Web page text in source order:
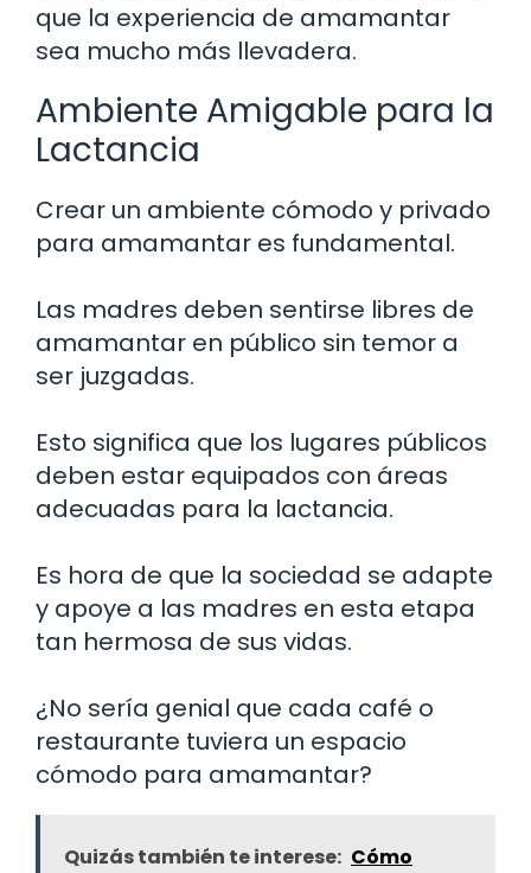
que la experiencia de amamantar
sea mucho más llevadera.
Ambiente Amigable para la
Lactancia
Crear un ambiente cómodo y privado
para amamantar es fundamental.
Las madres deben sentirse libres de
amamantar en público sin temor a
ser juzgadas.
Esto significa que los lugares públicos
deben estar equipados con áreas
adecuadas para la lactancia.
Es hora de que la sociedad se adapte
y apoye a las madres en esta etapa
tan hermosa de sus vidas.
¿No sería genial que cada café o
restaurante tuviera un espacio
cómodo para amamantar?
Quizás también te interese: Cómo